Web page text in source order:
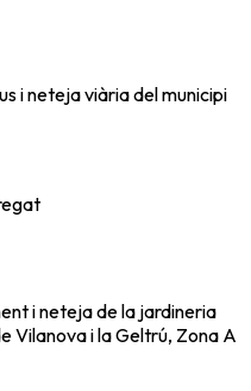
i neteja viària del municipi
i neteja de la jardineria
Vilanova i la Geltrú, Zona A